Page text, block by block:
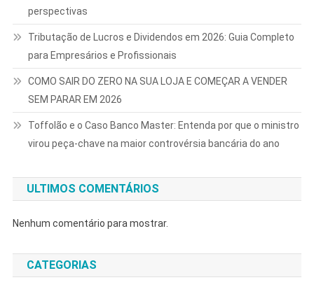
perspectivas
Tributação de Lucros e Dividendos em 2026: Guia Completo
para Empresários e Profissionais
COMO SAIR DO ZERO NA SUA LOJA E COMEÇAR A VENDER
SEM PARAR EM 2026
Toffolão e o Caso Banco Master: Entenda por que o ministro
virou peça-chave na maior controvérsia bancária do ano
ULTIMOS COMENTÁRIOS
Nenhum comentário para mostrar.
CATEGORIAS